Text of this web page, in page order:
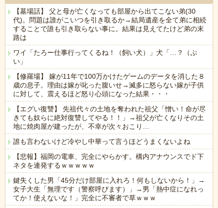
【墓場話】 父と母が亡くなっても部屋から出てこない弟(30
代)。問題は誰がこいつを引き取るか→結局遺産を全て弟に相続
することで誰も引き取らない事に。結果は見えてたけど弟の末
路は
ワイ「たろー仕事行ってくるね！（飼い犬）」犬「…？（ぷ
い」
【修羅場】 嫁が11年で100万かけたゲームのデータを消した８
歳の息子。理由は嫁が叱った腹いせ→滅多に怒らない嫁が子供
に対して、震えるほど怒り心頭になった結果・・・
【エグい復讐】 先祖代々の土地を奪われた祖父「憎い！命が尽
きても奴らに絶対復讐してやる！！」→祖父が亡くなりその土
地に焼肉屋が建ったが、不幸が次々おこり…
誰も言わないけど冷やし中華って言うほどうまくないよね
【悲報】福岡の電車、完全にやらかす。構内アナウンスでド下
ネタを連発するｗｗｗｗｗ
鍵失くした男「45分だけ部屋に入れろ！何もしないから！」→
女子大生「無理です（警察呼びます）」→男「熱中症になれっ
てか！使えないな！」完全に不審者で草ｗｗｗ